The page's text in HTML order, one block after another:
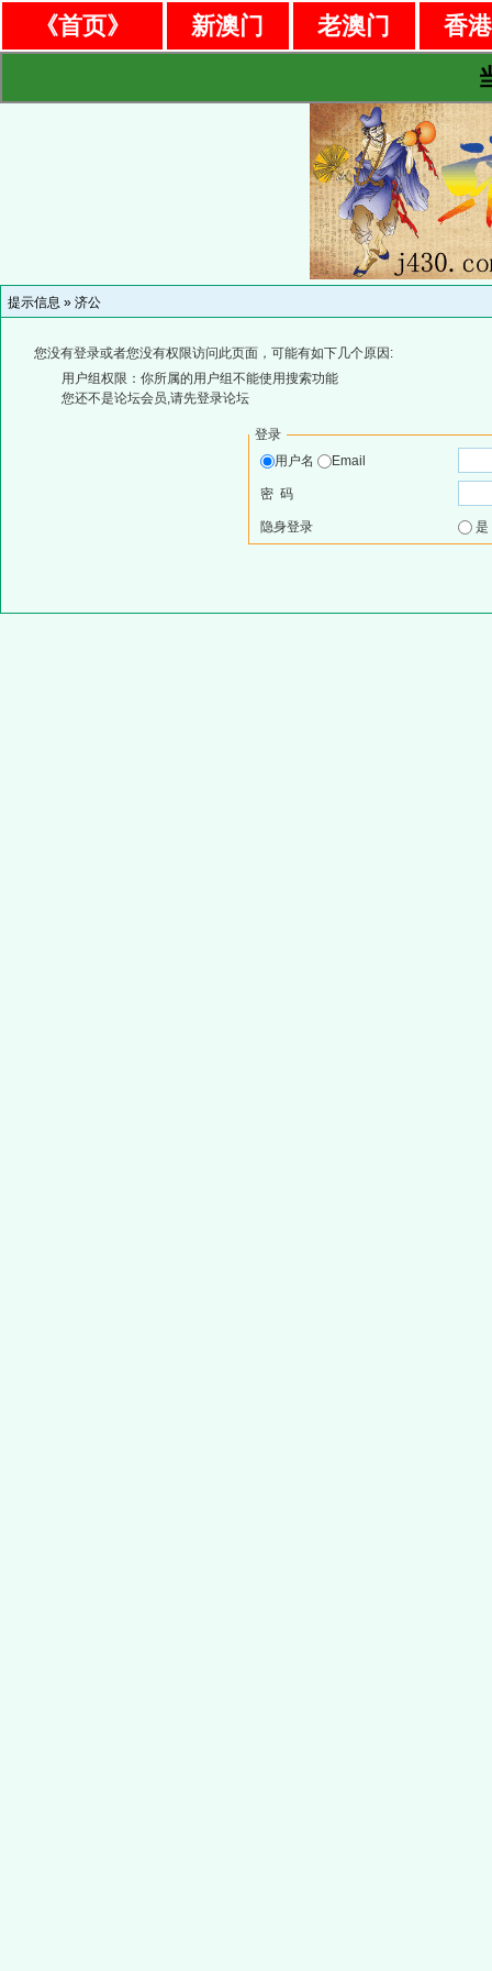
《首页》 新澳门 老澳门
香
提示信息 » 济公
您没有登录或者您没有权限访问此页面，可能有如下几个原因:
用户组权限：你所属的用户组不能使用搜索功能
您还不是论坛会员,请先登录论坛
登录
用户名
Email
密 码
隐身登录